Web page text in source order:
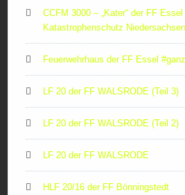
CCFM 3000 – „Kater“ der FF
Katastrophenschutz Niedersachsen
Feuerwehrhaus der FF Essel
LF 20 der FF WALSRODE (Teil 3)
LF 20 der FF WALSRODE (Teil 2)
LF 20 der FF WALSRODE
HLF 20/16 der FF Bönningstedt